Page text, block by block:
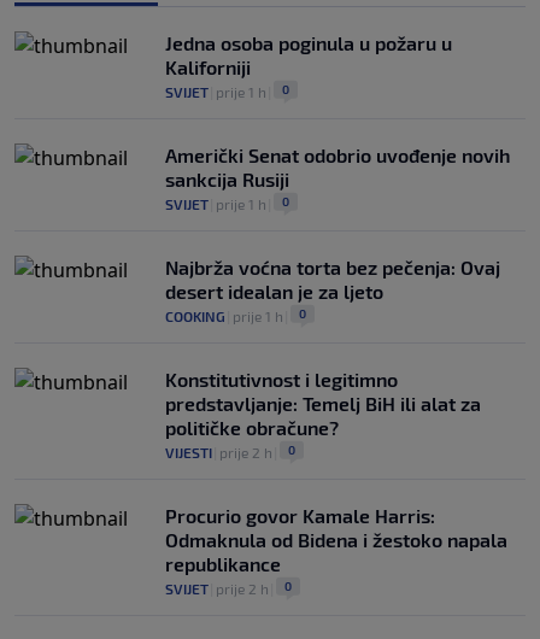
Jedna osoba poginula u požaru u
Kaliforniji
SVIJET prije 1 h 0
Američki Senat odobrio uvođenje novih
sankcija Rusiji
SVIJET prije 1 h 0
Najbrža voćna torta bez pečenja: Ovaj
desert idealan je za ljeto
COOKING prije 1 h 0
Konstitutivnost i legitimno
predstavljanje: Temelj BiH ili alat za
političke obračune?
VIJESTI prije 2 h 0
Procurio govor Kamale Harris:
Odmaknula od Bidena i žestoko napala
republikance
SVIJET prije 2 h 0